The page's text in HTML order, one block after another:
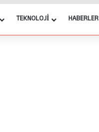
TEKNOLOJI HABERLER